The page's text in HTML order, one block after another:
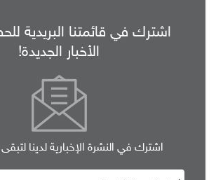
اشترك في قائمتنا البريدية
الأخبار الجديدة!
اشترك في النشرة الإخبارية لدينا